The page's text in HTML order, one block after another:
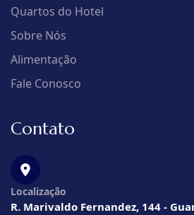
Quartos do Hotel
Sobre Nós
Alimentação
Fale Conosco
Contato
Localização
R. Marivaldo Fernandez, 144 -